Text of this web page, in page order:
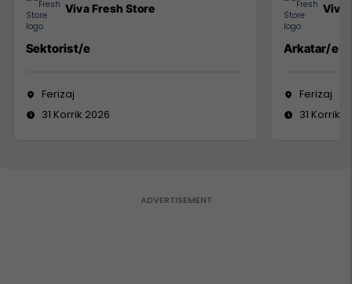
Viva Fresh Store
Sektorist/e
Ferizaj
31 Korrik 2026
Viva
Arkatar/e
Ferizaj
31 Korrik